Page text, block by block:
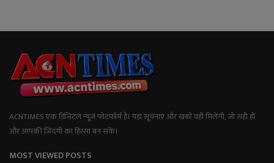
ACNTIMES एक डिजिटल न्यूज प्लेटफॉर्म है। यहां सूचनाएं और खबरें वही मिलेंगी, जो सही हों
और आपकी जिंदगी का हिस्सा बन सकें।
MOST VIEWED POSTS